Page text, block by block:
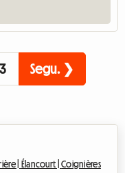
3 Segu. ❯
| Élancourt |Coignières